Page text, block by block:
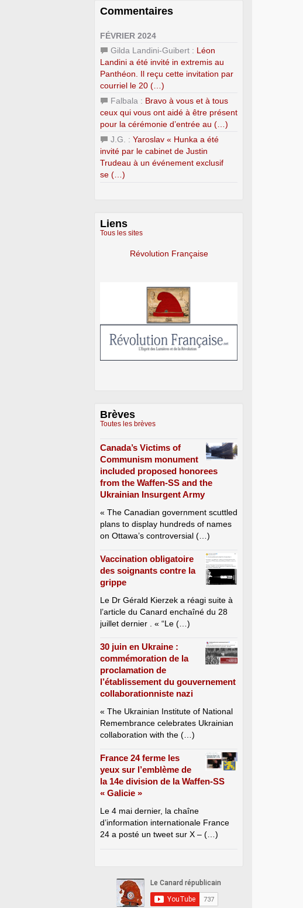
Commentaires
FÉVRIER 2024
Gilda Landini-Guibert : Léon
Landini a été invité in extremis au
Panthéon. Il reçu cette invitation par
courriel le 20 (…)
Falbala : Bravo à vous et à tous
ceux qui vous ont aidé à être présent
pour la cérémonie d’entrée au (…)
J.G. : Yaroslav « Hunka a été
invité par le cabinet de Justin
Trudeau à un événement exclusif
se (…)
Liens
Tous les sites
Révolution Française
Brèves
Toutes les brèves
Canada’s Victims of
Communism monument
included proposed honorees
from the Waffen-SS and the
Ukrainian Insurgent Army
« The Canadian government scuttled
plans to display hundreds of names
on Ottawa’s controversial (…)
Vaccination obligatoire
des soignants contre la
grippe
Le Dr Gérald Kierzek a réagi suite à
l’article du Canard enchaîné du 28
juillet dernier . « “Le (…)
30 juin en Ukraine :
commémoration de la
proclamation de
l’établissement du gouvernement
collaborationniste nazi
« The Ukrainian Institute of National
Remembrance celebrates Ukrainian
collaboration with the (…)
France 24 ferme les
yeux sur l’emblème de
la 14e division de la Waffen-SS
« Galicie »
Le 4 mai dernier, la chaîne
d’information internationale France
24 a posté un tweet sur X – (…)